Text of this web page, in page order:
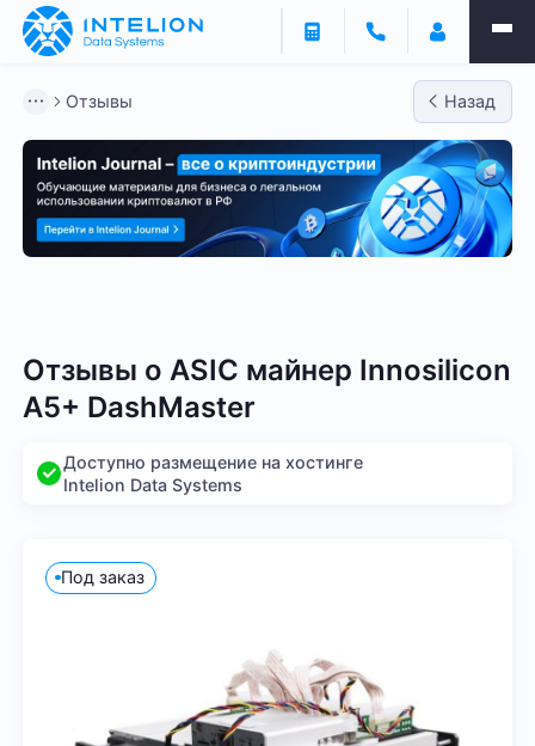
Отзывы Назад
Отзывы о ASIC майнер Innosilicon
A5+ DashMaster
Доступно размещение на хостинге
Intelion Data Systems
Под заказ